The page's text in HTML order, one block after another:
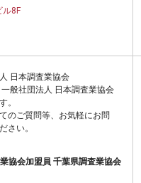
ル8F
日本調査業協会
般社団法人 日本調査業協会
。
のご質問等、お気軽にお問
さい。
協会加盟員 千葉県調査業協会